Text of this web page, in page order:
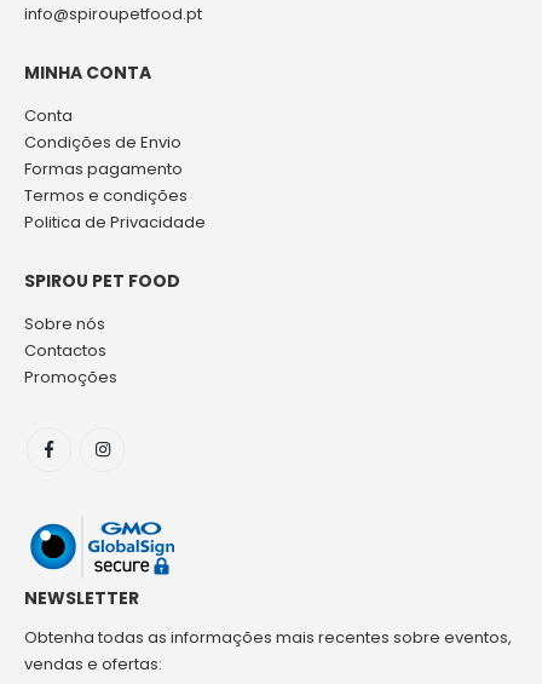
info@spiroupetfood.pt
MINHA CONTA
Conta
Condições de Envio
Formas pagamento
Termos e condições
Politica de Privacidade
SPIROU PET FOOD
Sobre nós
Contactos
Promoções
NEWSLETTER
Obtenha todas as informações mais recentes sobre eventos,
vendas e ofertas: